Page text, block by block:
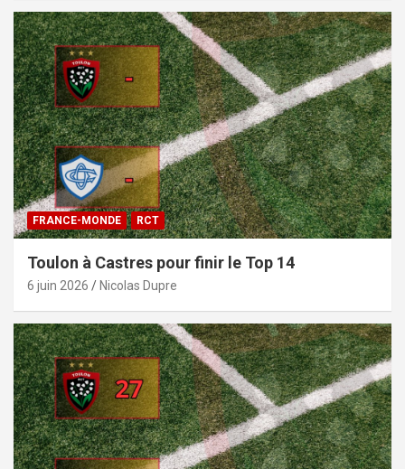
FRANCE-MONDE RCT
Toulon à Castres pour finir le Top 14
6 juin 2026 Nicolas Dupre